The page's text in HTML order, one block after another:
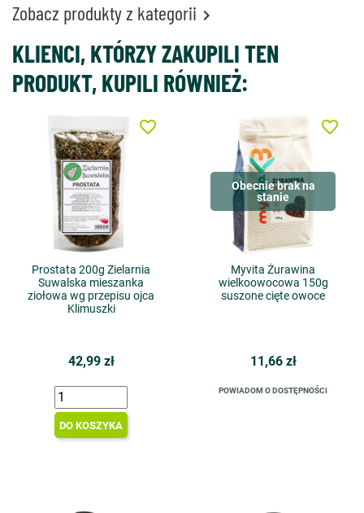
Zobacz produkty z kategorii 
KLIENCI, KTÓRZY ZAKUPILI TEN
PRODUKT, KUPILI RÓWNIEŻ:
Prostata 200g Zielarnia
Suwalska mieszanka
ziołowa wg przepisu ojca
Klimuszki
42,99 zł
DO KOSZYKA
favorite_border
Obecnie brak na
stanie
Myvita Żurawina
wielkoowocowa 150g
suszone cięte owoce
11,66 zł
POWIADOM O DOSTĘPNOŚCI
favorite_border